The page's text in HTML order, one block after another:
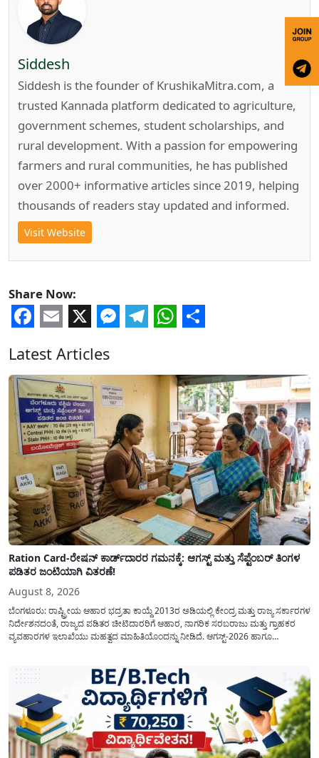
Siddesh
Siddesh is the founder of KrushikaMitra.com, a
trusted Kannada platform dedicated to agriculture,
government schemes, student scholarships, and
rural development. With a passion for empowering
farmers and rural communities, he has published
over 2000+ informative articles since 2019, helping
thousands of readers stay updated and informed.
Visit Website
Share Now:
Latest Articles
Ration Card-ರೇಷನ್ ಕಾರ್ಡ್‍ದಾರರ ಗಮನಕ್ಕೆ: ಆಗಸ್ಟ್ ಮತ್ತು ಸೆಪ್ಟೆಂಬರ್ ತಿಂಗಳ
ಪಡಿತರ ಜಂಟಿಯಾಗಿ ವಿತರಣೆ!
August 8, 2026
ಬೆಂಗಳೂರು: ರಾಷ್ಟ್ರೀಯ ಆಹಾರ ಭದ್ರತಾ ಕಾಯ್ದೆ 2013ರ ಅಡಿಯಲ್ಲಿ ಕೇಂದ್ರ ಮತ್ತು ರಾಜ್ಯ ಸರ್ಕಾರಗಳ
ನಿರ್ದೇಶನದಂತೆ, ರಾಜ್ಯದ ಪಡಿತರ ಚೀಟಿದಾರರಿಗೆ ಆಹಾರ, ನಾಗರಿಕ ಸರಬರಾಜು ಮತ್ತು ಗ್ರಾಹಕರ
ವ್ಯವಹಾರಗಳ ಇಲಾಖೆಯು ಮಹತ್ವದ ಮಾಹಿತಿಯೊಂದನ್ನು ನೀಡಿದೆ. ಆಗಸ್ಟ್-2026 ಹಾಗೂ